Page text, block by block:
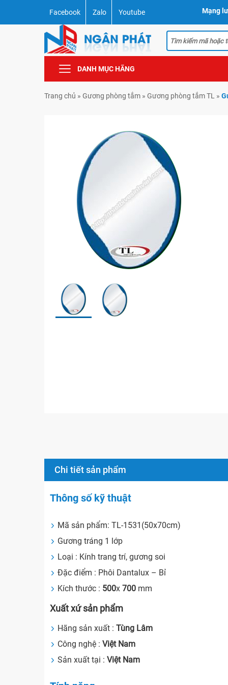
Facebook Zalo Youtube Mạng
DANH MỤC HÃNG
Trang chủ » Gương phòng tắm » Gương phòng tắm TL »
Chi tiết sản phẩm
Thông số kỹ thuật
Mã sản phẩm: TL-1531(50x70cm)
Gương tráng 1 lớp
Loại : Kính trang trí, gương soi
Đặc điểm : Phôi Dantalux – Bỉ
Kích thước : 500x700 mm
Xuất xứ sản phẩm
Hãng sản xuất :Tùng Lâm
Công nghệ :Việt Nam
Sản xuất tại :Việt Nam